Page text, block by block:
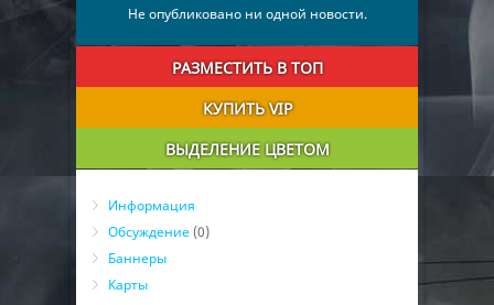
Unikov
ВоиН
30
ВОВА 000:02:03
Не опубликовано ни одной новости.
РАЗМЕСТИТЬ В ТОП
КУПИТЬ VIP
ВЫДЕЛЕНИЕ ЦВЕТОМ
Информация
Обсуждение (0)
Баннеры
Карты